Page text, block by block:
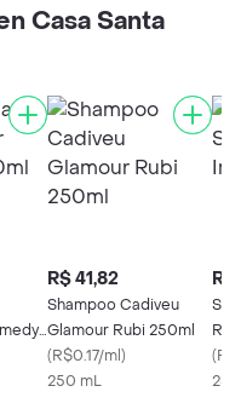
Casa Santa
R$ 41,82
Shampoo Cadiveu
Glamour Rubi 250ml
(R$0.17/ml)
250 mL
R$
(